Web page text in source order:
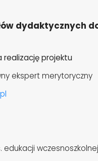
dydaktycznych
realizację projektu
ekspert merytoryczny
edukacji wczesnoszkolnej